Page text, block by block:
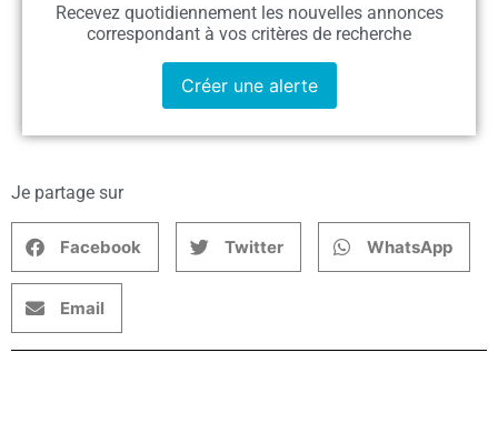
Recevez quotidiennement les nouvelles annonces
correspondant à vos critères de recherche
Créer une alerte
Je partage sur
Facebook Twitter WhatsApp
Email